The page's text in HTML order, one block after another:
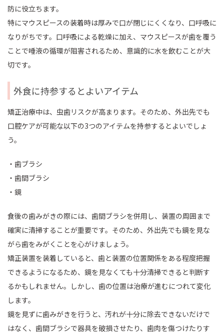
防に役立ちます。
特にマウスピースの装着時は厚みで口が閉じにくくなり、口呼吸に
なりがちです。口呼吸による乾燥に加え、マウスピースが歯を覆う
ことで唾液の循環が阻害されるため、意識的に水を飲むことが大
切です。
外食に持参するとよいアイテム
矯正治療中は、虫歯リスクが高まります。そのため、外出先でも
口腔ケアが可能な以下の3つのアイテムを持参するとよいでしょ
う。
・歯ブラシ
・歯間ブラシ
・鏡
食後の歯みがきの際には、歯間ブラシを併用し、装置の周囲まで
確実に清掃することが重要です。そのため、外出先でも鏡を見な
がら歯をみがくことを心がけましょう。
矯正装置を装着していると、歯と装置の位置関係をある程度把握
できるようになるため、鏡を見なくても十分清掃できると判断す
るかもしれません。しかし、歯の位置は治療が進むにつれて変化
します。
鏡を見ずに歯みがきを行うと、汚れが十分に除去できないだけで
はなく、歯間ブラシで器具を破損させたり、歯肉を傷つけたりす